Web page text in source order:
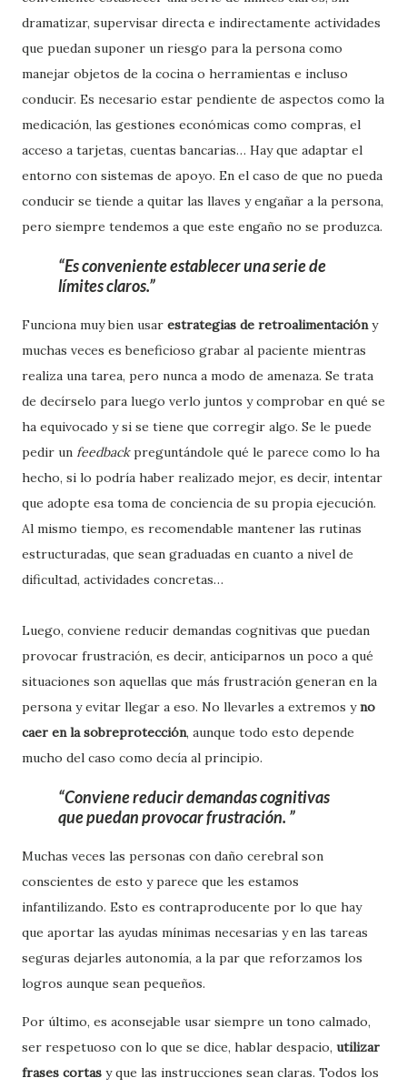
dramatizar, supervisar directa e indirectamente actividades
que puedan suponer un riesgo para la persona como
manejar objetos de la cocina o herramientas e incluso
conducir. Es necesario estar pendiente de aspectos como la
medicación, las gestiones económicas como compras, el
acceso a tarjetas, cuentas bancarias… Hay que adaptar el
entorno con sistemas de apoyo. En el caso de que no pueda
conducir se tiende a quitar las llaves y engañar a la persona,
pero siempre tendemos a que este engaño no se produzca.
Es conveniente establecer una serie de
límites claros.
Funciona muy bien usar estrategias de retroalimentacióny
muchas veces es beneficioso grabar al paciente mientras
realiza una tarea, pero nunca a modo de amenaza. Se trata
de decírselo para luego verlo juntos y comprobar en qué se
ha equivocado y si se tiene que corregir algo. Se le puede
pedir un feedbackpreguntándole qué le parece como lo ha
hecho, si lo podría haber realizado mejor, es decir, intentar
que adopte esa toma de conciencia de su propia ejecución.
Al mismo tiempo, es recomendable mantener las rutinas
estructuradas, que sean graduadas en cuanto a nivel de
dificultad, actividades concretas…
Luego, conviene reducir demandas cognitivas que puedan
provocar frustración, es decir, anticiparnos un poco a qué
situaciones son aquellas que más frustración generan en la
persona y evitar llegar a eso. No llevarles a extremos yno
caer en la sobreprotección, aunque todo esto depende
mucho del caso como decía al principio.
Conviene reducir demandas cognitivas
que puedan provocar frustración.
Muchas veces las personas con daño cerebral son
conscientes de esto y parece que les estamos
infantilizando. Esto es contraproducente por lo que hay
que aportar las ayudas mínimas necesarias y en las tareas
seguras dejarles autonomía, a la par que reforzamos los
logros aunque sean pequeños.
Por último, es aconsejable usar siempre un tono calmado,
ser respetuoso con lo que se dice, hablar despacio, utilizar
frases cortas y que las instrucciones sean claras. Todos los